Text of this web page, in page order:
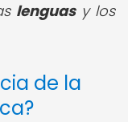
lenguasy los
de la